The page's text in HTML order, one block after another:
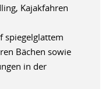
Kajakfahren
spiegelglattem
Bächen sowie
in der